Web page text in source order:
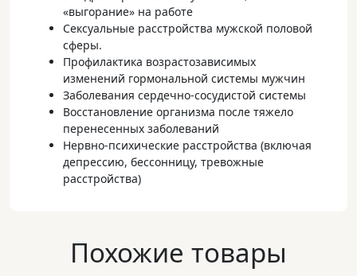
«выгорание» на работе
Сексуальные расстройства мужской половой
сферы.
Профилактика возрастозависимых
изменений гормональной системы мужчин
Заболевания сердечно-сосудистой системы
Восстановление организма после тяжело
перенесенных заболеваний
Нервно-психические расстройства (включая
депрессию, бессонницу, тревожные
расстройства)
Похожие товары